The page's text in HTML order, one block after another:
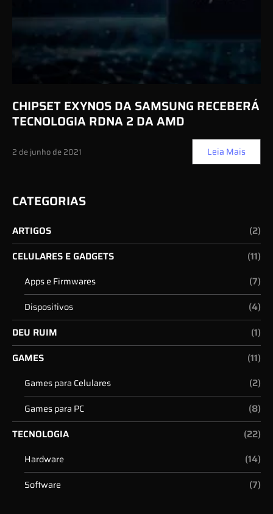
CHIPSET EXYNOS DA SAMSUNG RECEBERÁ
TECNOLOGIA RDNA 2 DA AMD
2 de junho de 2021 Leia Mais
CATEGORIAS
ARTIGOS
(2)
CELULARES E GADGETS
(11)
Apps e Firmwares (7)
Dispositivos
(4)
DEU RUIM
(1)
GAMES
(11)
Games para Celulares (2)
Games para PC
(8)
TECNOLOGIA
(22)
Hardware (14)
Software (7)